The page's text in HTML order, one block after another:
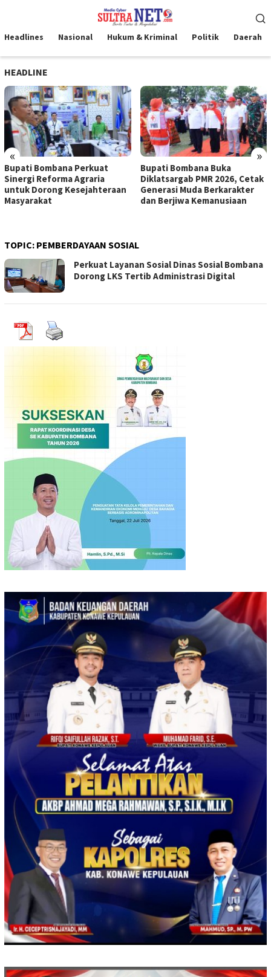
kontenMobile
Headlines Nasional Hukum & Kriminal Politik Daerah
HEADLINE
« »
Bupati Bombana Perkuat
Sinergi Reforma Agraria
untuk Dorong Kesejahteraan
Masyarakat
Bupati Bombana Buka
Diklatsargab PMR 2026, Cetak
Generasi Muda Berkarakter
dan Berjiwa Kemanusiaan
TOPIC: PEMBERDAYAAN SOSIAL
Perkuat Layanan Sosial Dinas Sosial Bombana
Dorong LKS Tertib Administrasi Digital